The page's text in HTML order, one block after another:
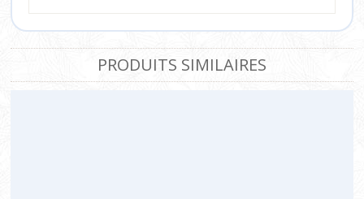
PRODUITS SIMILAIRES